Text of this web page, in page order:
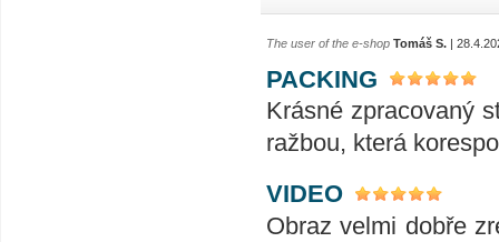
The user of the e-shop Tomáš S. |
PACKING
Krásné zpracovaný
ražbou, která
VIDEO
Obraz velmi dobře